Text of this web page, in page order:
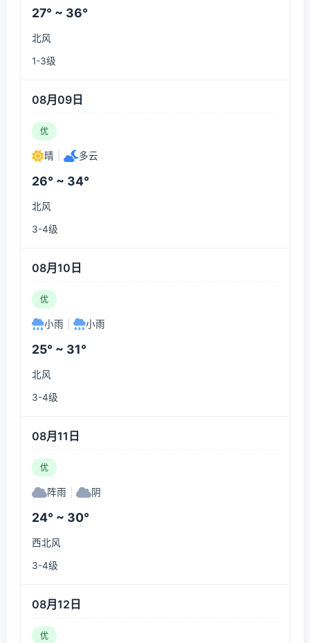
27° ~ 36°
北风
1-3级
08月09日
优
晴 多云
26° ~ 34°
北风
3-4级
08月10日
优
小雨 小雨
25° ~ 31°
北风
3-4级
08月11日
优
阵雨 阴
24° ~ 30°
西北风
3-4级
08月12日
优